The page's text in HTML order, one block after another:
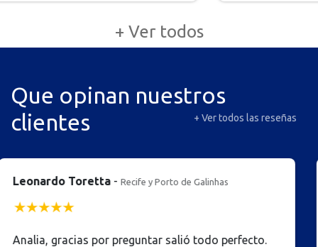
+ Ver todos
Que opinan nuestros
clientes
+ Ver todos las reseñas
Veronica G-Maceio
Hermosa experiencia ..El asesoramiento de Analia